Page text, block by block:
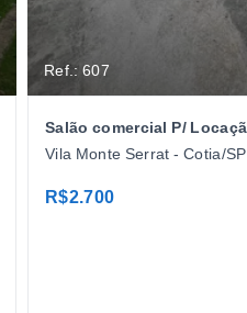
Ref.: 607
Vila Monte Serrat - Cotia/SP
R$2.700